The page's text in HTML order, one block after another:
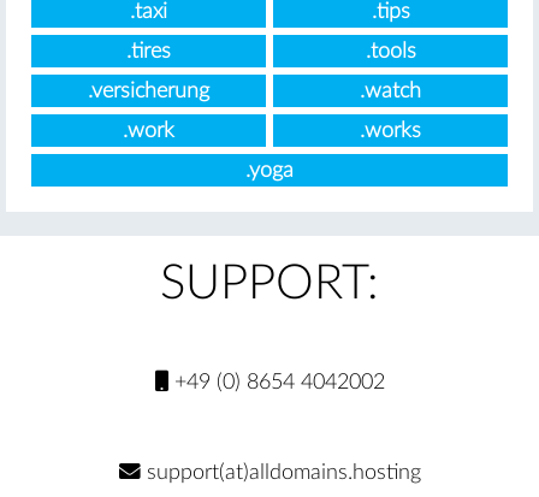
.taxi
.tips
.tires
.tools
.versicherung
.watch
.work
.works
.yoga
SUPPORT:
+49 (0) 8654 4042002
support(at)alldomains.hosting